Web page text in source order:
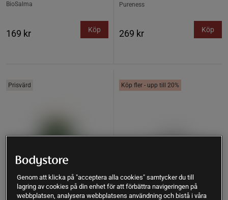
BioSalma
169 kr Köp
Pureness
269 kr Köp
Prisvärd Köp fler - upp till 20%
Genom att klicka på "acceptera alla cookies" samtycker du till
lagring av cookies på din enhet för att förbättra navigeringen på
webbplatsen, analysera webbplatsens användning och bistå i våra